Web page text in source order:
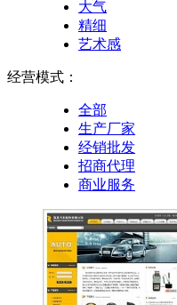
大气
精细
艺术感
经营模式：
全部
生产厂家
经销批发
招商代理
商业服务